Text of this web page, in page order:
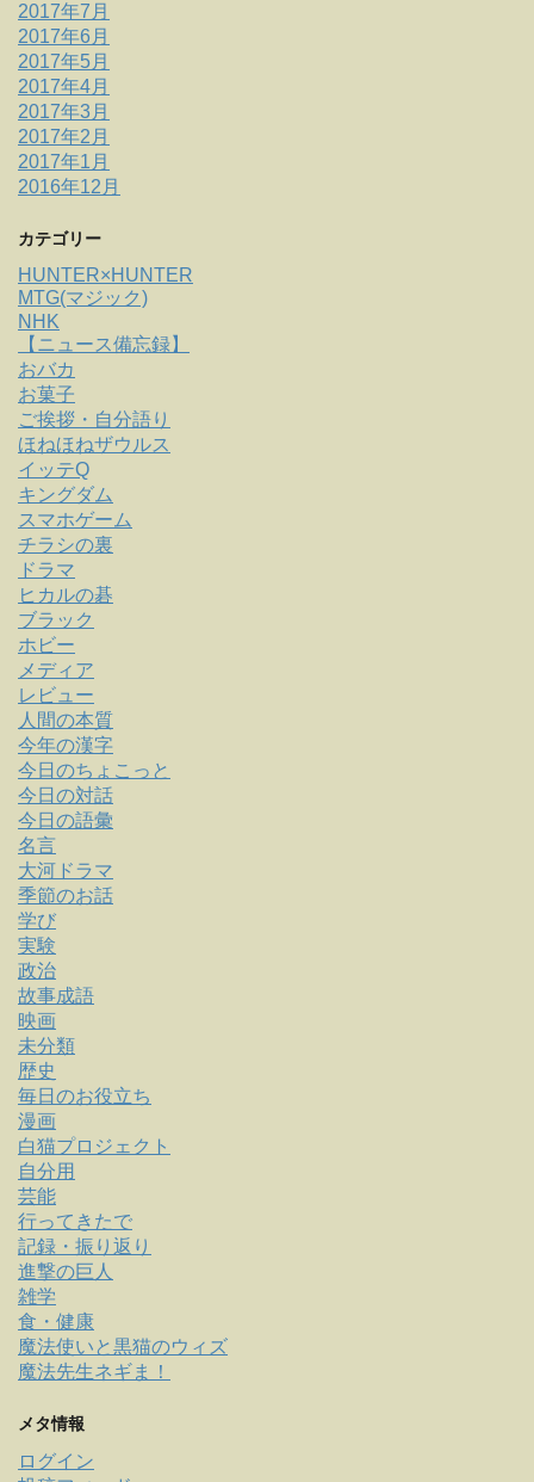
2017年7月
2017年6月
2017年5月
2017年4月
2017年3月
2017年2月
2017年1月
2016年12月
カテゴリー
HUNTER×HUNTER
MTG(マジック)
NHK
【ニュース備忘録】
おバカ
お菓子
ご挨拶・自分語り
ほねほねザウルス
イッテQ
キングダム
スマホゲーム
チラシの裏
ドラマ
ヒカルの碁
ブラック
ホビー
メディア
レビュー
人間の本質
今年の漢字
今日のちょこっと
今日の対話
今日の語彙
名言
大河ドラマ
季節のお話
学び
実験
政治
故事成語
映画
未分類
歴史
毎日のお役立ち
漫画
白猫プロジェクト
自分用
芸能
行ってきたで
記録・振り返り
進撃の巨人
雑学
食・健康
魔法使いと黒猫のウィズ
魔法先生ネギま！
メタ情報
ログイン